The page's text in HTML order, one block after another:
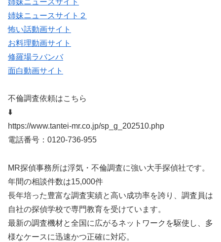
姉妹ニュースサイト２
怖い話動画サイト
お料理動画サイト
修羅場ラバンバ
面白動画サイト
不倫調査依頼はこちら
⬇️
https://www.tantei-mr.co.jp/sp_g_202510.php
電話番号：0120-736-955
MR探偵事務所は浮気・不倫調査に強い大手探偵社です。
年間の相談件数は15,000件
長年培った豊富な調査実績と高い成功率を誇り、調査員は
自社の探偵学校で専門教育を受けています。
最新の調査機材と全国に広がるネットワークを駆使し、多
様なケースに迅速かつ正確に対応。